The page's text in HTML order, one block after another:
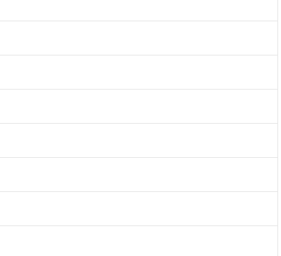
EU RoHS指令（10物質）の非含有に非対応の商品で、対